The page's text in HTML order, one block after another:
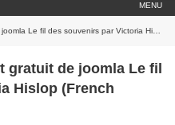
MENU
des souvenirs par Victoria Hislop (French Edition)
gratuit de joomla Le fil
Hislop (French